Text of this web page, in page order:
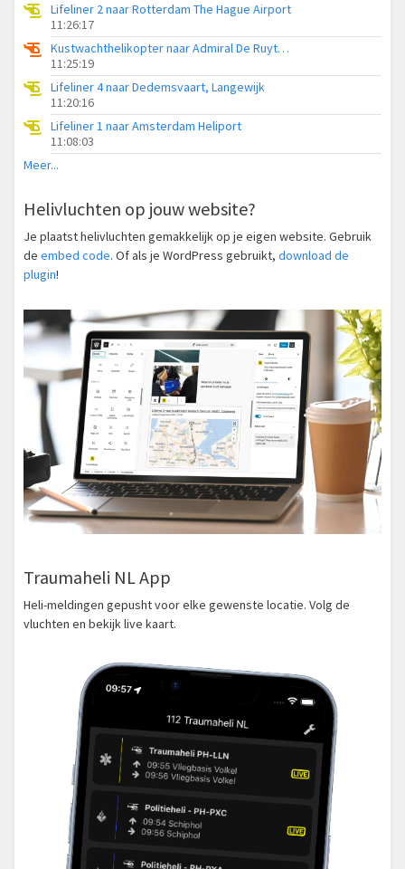
Lifeliner 2 naar Rotterdam The Hague Airport
11:26:17
Kustwachthelikopter naar Admiral De Ruyter Hospital Heliport
11:25:19
Lifeliner 4 naar Dedemsvaart, Langewijk
11:20:16
Lifeliner 1 naar Amsterdam Heliport
11:08:03
Meer...
Helivluchten op jouw website?
Je plaatst helivluchten gemakkelijk op je eigen website. Gebruik
de embed code. Of als je WordPress gebruikt, download de
plugin!
Traumaheli NL App
Heli-meldingen gepusht voor elke gewenste locatie. Volg de
vluchten en bekijk live kaart.